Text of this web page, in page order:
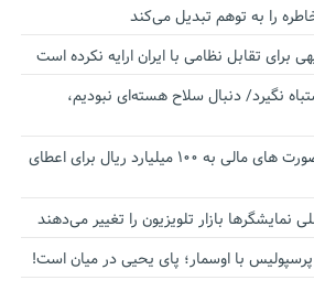
را به توهم تبدیل می‌کند
برای تقابل نظامی با ایران ارایه نکرده است
نگیرد/ دنبال سلاح هسته‌ای نبودیم،
آستانه الزام به دریافت صورت های مالی به ۱۰۰ میلیارد ریال برای اعطای
نمایشگرها بازار تلویزیون را تغییر می‌دهند
با اوسمار؛ پای یحیی در میان است!